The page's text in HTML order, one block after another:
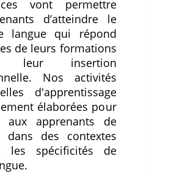
vont permettre
d’atteindre le
langue qui répond
de leurs formations
insertion
Nos activités
d'apprentissage
élaborées pour
aux apprenants de
dans des contextes
les spécificités de